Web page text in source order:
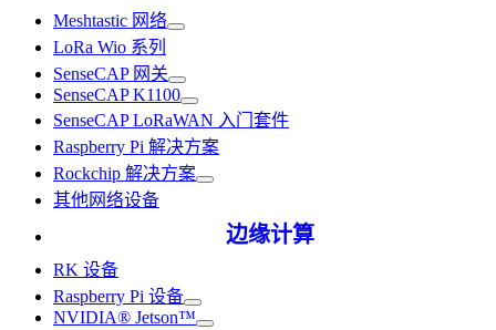
Meshtastic 网络
LoRa Wio 系列
SenseCAP 网关
SenseCAP K1100
SenseCAP LoRaWAN 入门套件
Raspberry Pi 解决方案
Rockchip 解决方案
其他网络设备
边缘计算
RK 设备
Raspberry Pi 设备
NVIDIA® Jetson™